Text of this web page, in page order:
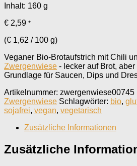
Inhalt: 160 g
€ 2,59 *
(€ 1,62 / 100 g)
Veganer Bio-Brotaufstrich mit Chili
Zwergenwiese - lecker auf Brot,
Grundlage für Saucen, Dips und
Artikelnummer: zwergenwiese00745
Zwergenwiese Schlagwörter: bio,
sojafrei, vegan, vegetarisch
Zusätzliche Informationen
Zusätzliche